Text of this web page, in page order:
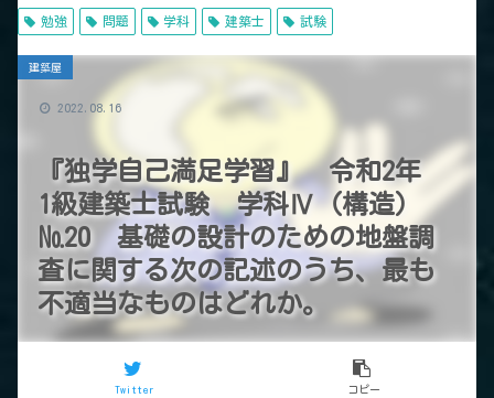
勉強 問題 学科 建築士 試験
『独学自己満足学習』 令和2年
1級建築士試験 学科Ⅳ（構造）
№20 基礎の設計のための地盤調
査に関する次の記述のうち、最も
不適当なものはどれか。
建築屋
Twitter コピー
2022.08.16